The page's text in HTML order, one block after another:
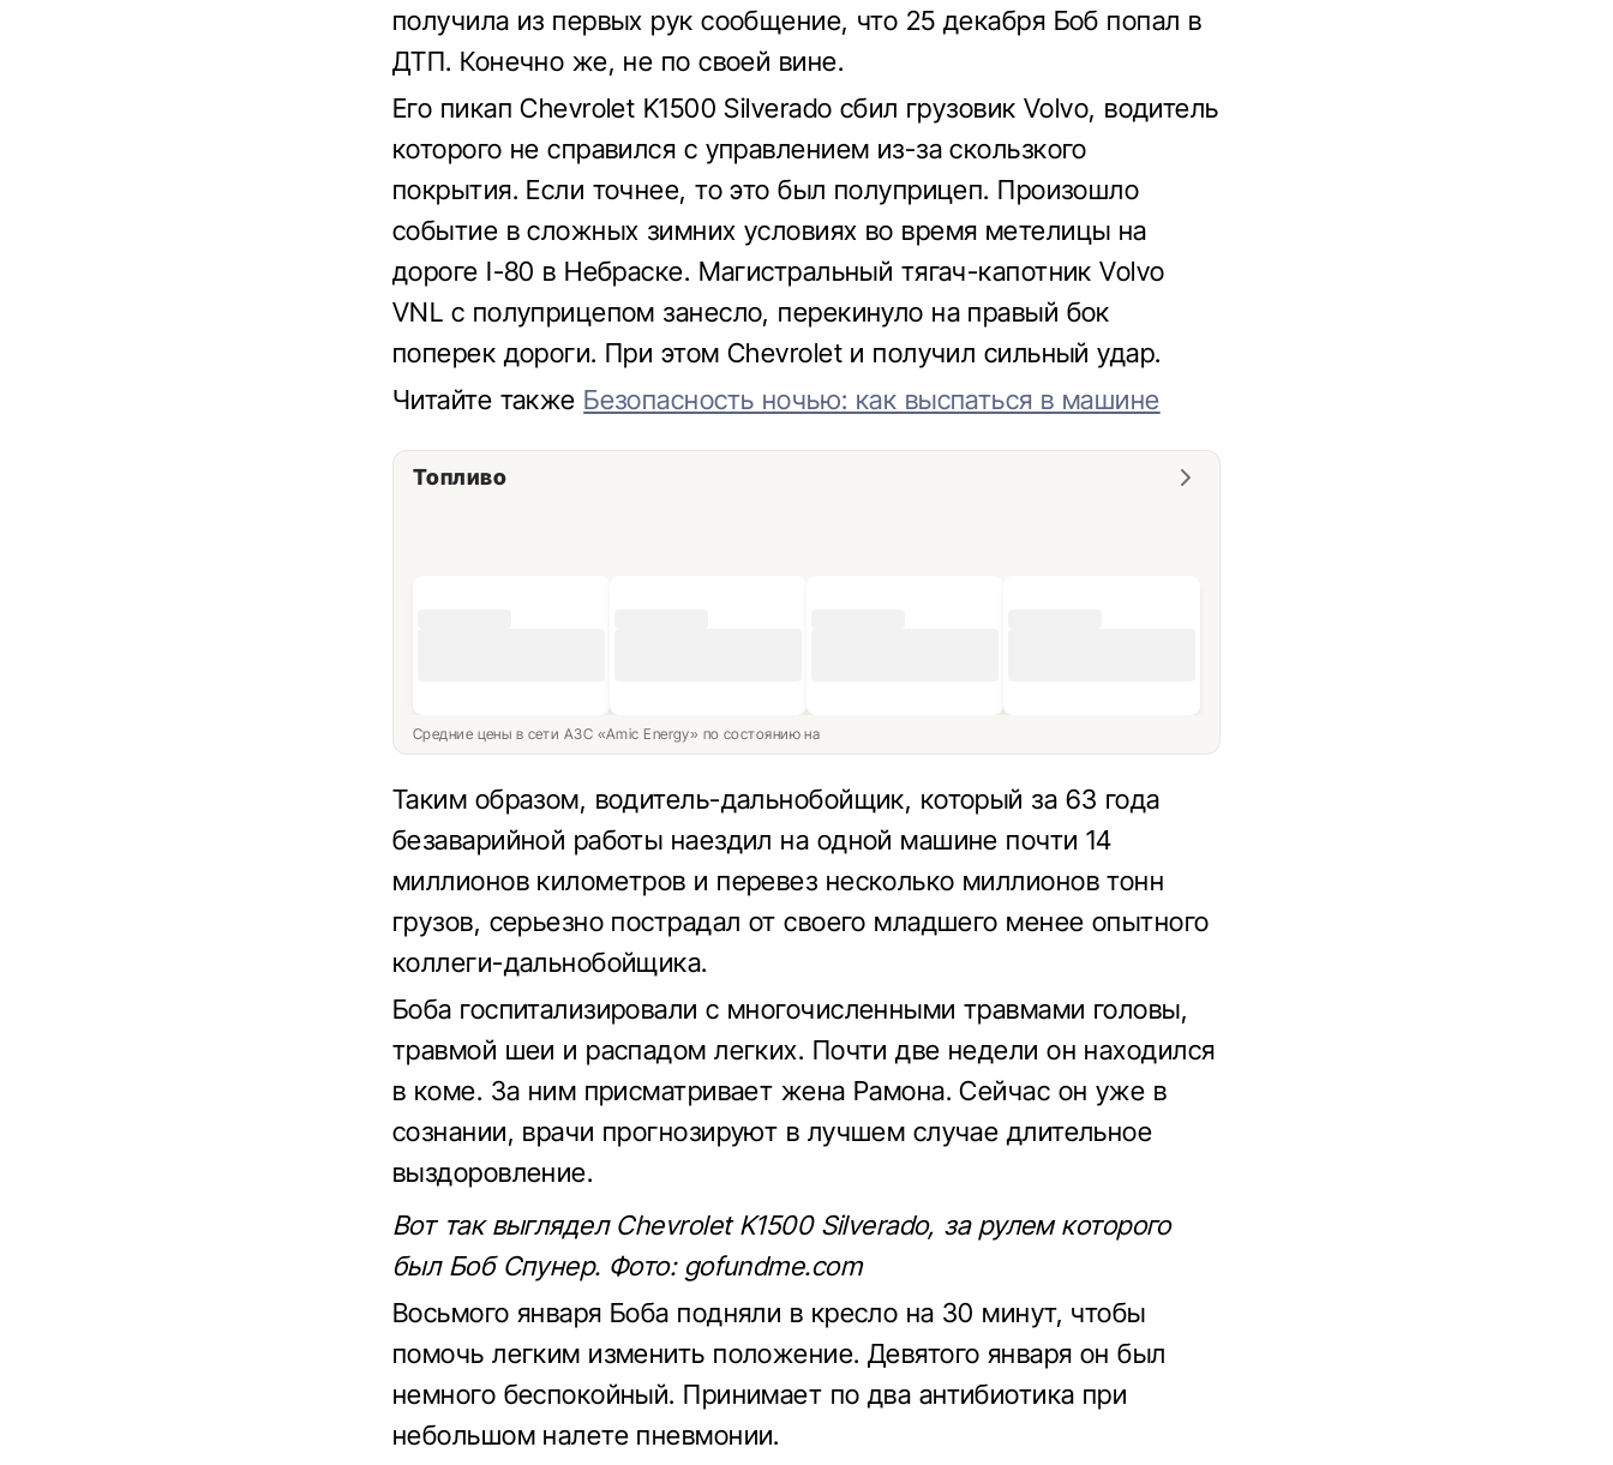
получила из первых рук сообщение, что 25 декабря Боб попал в
ДТП. Конечно же, не по своей вине.
Его пикап Chevrolet K1500 Silverado сбил грузовик Volvo, водитель
которого не справился с управлением из-за скользкого
покрытия. Если точнее, то это был полуприцеп. Произошло
событие в сложных зимних условиях во время метелицы на
дороге I-80 в Небраске. Магистральный тягач-капотник Volvo
VNL с полуприцепом занесло, перекинуло на правый бок
поперек дороги. При этом Chevrolet и получил сильный удар.
Читайте также Безопасность ночью: как выспаться в машине
Топливо
Средние цены в сети АЗС «Amic Energy» по состоянию на
Таким образом, водитель-дальнобойщик, который за 63 года
безаварийной работы наездил на одной машине почти 14
миллионов километров и перевез несколько миллионов тонн
грузов, серьезно пострадал от своего младшего менее опытного
коллеги-дальнобойщика.
Боба госпитализировали с многочисленными травмами головы,
травмой шеи и распадом легких. Почти две недели он находился
в коме. За ним присматривает жена Рамона. Сейчас он уже в
сознании, врачи прогнозируют в лучшем случае длительное
выздоровление.
Вот так выглядел Chevrolet K1500 Silverado, за рулем которого
был Боб Спунер. Фото: gofundme.com
Восьмого января Боба подняли в кресло на 30 минут, чтобы
помочь легким изменить положение. Девятого января он был
немного беспокойный. Принимает по два антибиотика при
небольшом налете пневмонии.